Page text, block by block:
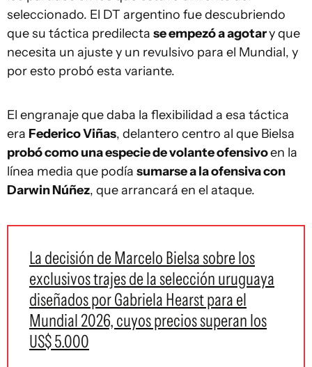
seleccionado. El DT argentino fue descubriendo
que su táctica predilecta se empezó a agotary que
necesita un ajuste y un revulsivo para el Mundial, y
por esto probó esta variante.
El engranaje que daba la flexibilidad a esa táctica
era Federico Viñas, delantero centro al que Bielsa
probó como una especie de volante ofensivoen la
línea media que podía sumarse a la ofensiva con
Darwin Núñez, que arrancará en el ataque.
La decisión de Marcelo Bielsa sobre los
exclusivos trajes de la selección uruguaya
diseñados por Gabriela Hearst para el
Mundial 2026, cuyos precios superan los
US$ 5.000